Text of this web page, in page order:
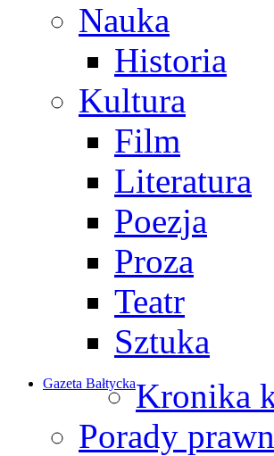
Nauka
Historia
Kultura
Film
Literatura
Poezja
Proza
Teatr
Sztuka
Gazeta BałtyckaKronika
Porady